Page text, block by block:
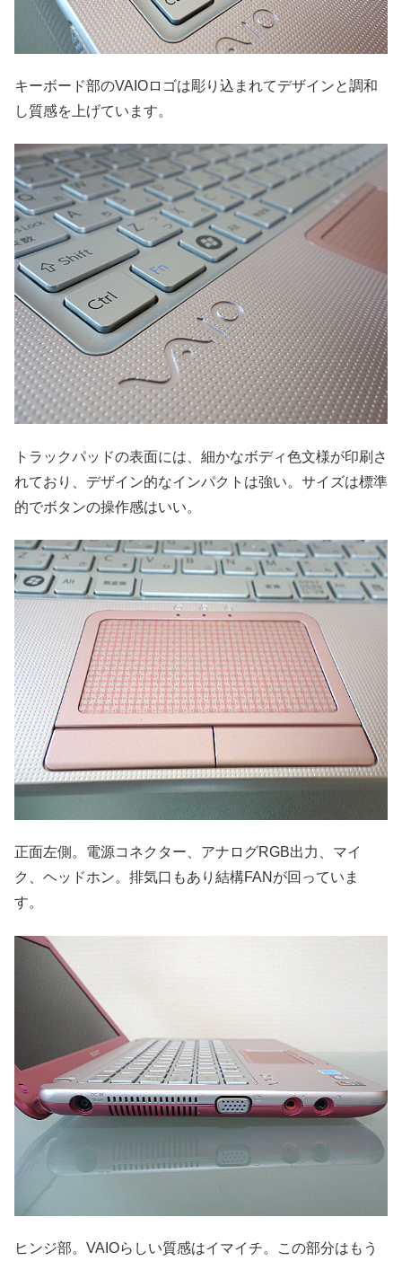
キーボード部のVAIOロゴは彫り込まれてデザインと調和
し質感を上げています。
トラックパッドの表面には、細かなボディ色文様が印刷さ
れており、デザイン的なインパクトは強い。サイズは標準
的でボタンの操作感はいい。
正面左側。電源コネクター、アナログRGB出力、マイ
ク、ヘッドホン。排気口もあり結構FANが回っていま
す。
ヒンジ部。VAIOらしい質感はイマイチ。この部分はもう